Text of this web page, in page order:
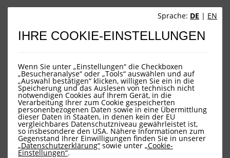
Sprache: DE | EN
IHRE COOKIE-EINSTELLUNGEN
Wenn Sie unter „Einstellungen“ die Checkboxen
„Besucheranalyse“ oder „Tools“ auswählen und auf
„Auswahl bestätigen“ klicken, willigen Sie ein in die
Speicherung und das Auslesen von technisch nicht
notwendigen Cookies auf Ihrem Gerät, in die
Verarbeitung Ihrer zum Cookie gespeicherten
personenbezogenen Daten sowie in eine Übermittlung
dieser Daten in Staaten, in denen kein der EU
vergleichbares Datenschutzniveau gewährleistet ist,
so insbesondere den USA. Nähere Informationen zum
Gegenstand Ihrer Einwilligungen finden Sie in unserer
„Datenschutzerklärung“ sowie unter „Cookie-
Einstellungen“.
zurück